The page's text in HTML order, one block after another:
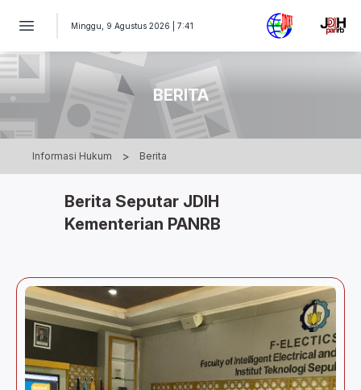
Berita Seputar JDIH Kementerian PANRB
Minggu, 9 Agustus 2026 | 7:41
BERITA
Informasi Hukum > Berita
Berita Seputar JDIH
Kementerian PANRB